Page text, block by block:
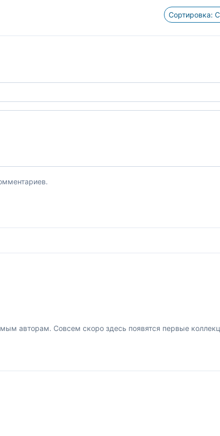
авторам. Совсем скоро здесь появятся первые